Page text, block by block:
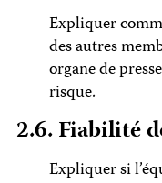
Expliquer
des autres
organe de
risque.
2.6. Fiabilité
Expliquer si